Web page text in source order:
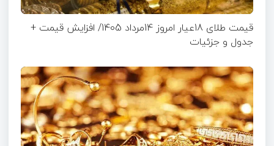
قیمت طلای 18عیار امروز 14مرداد 1405/ افزایش قیمت +
جدول و جزئیات